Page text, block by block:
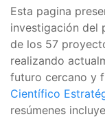
Esta pagina
investigación del
de los 57
realizando
futuro cercano y
Científico
resúmenes